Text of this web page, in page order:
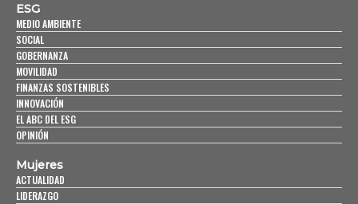
ESG
MEDIO AMBIENTE
SOCIAL
GOBERNANZA
MOVILIDAD
FINANZAS SOSTENIBLES
INNOVACIÓN
EL ABC DEL ESG
OPINIÓN
Mujeres
ACTUALIDAD
LIDERAZGO